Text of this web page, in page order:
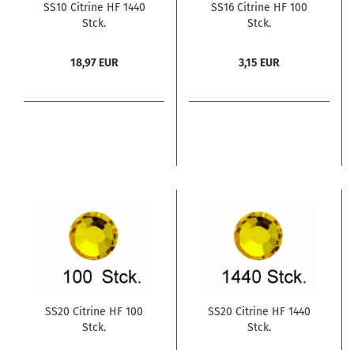
SS10 Citrine HF 1440
Stck.
18,97 EUR
SS16 Citrine HF 100
Stck.
3,15 EUR
SS20 Citrine HF 100
Stck.
SS20 Citrine HF 1440
Stck.